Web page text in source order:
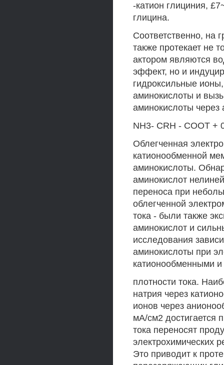
-катион глициния,
глицина.
Соответственно, на
также протекает не
актором являются
эффект, но и
гидроксильные
аминокислоты и
аминокислоты
NH3- CRH - COOT +
Облегченная
катионообменной
аминокислоты.
аминокислот
переноса при
облегченной
тока - были также
аминокислот и
исследования
аминокислоты при
катионообменными
плотности тока.
натрия через
ионов через
мА/см2 достигается
тока переносят
электрохимических
Это приводит к